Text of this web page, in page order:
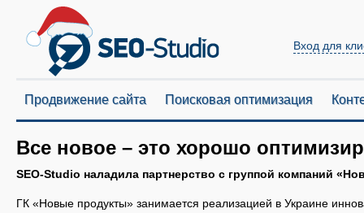
Вход для
Продвижение сайта Поисковая оптимизация
Все новое – это хорошо
SEO-Studio наладила партнерство с группой компаний
ГК «Новые продукты» занимается реализацией в Украине